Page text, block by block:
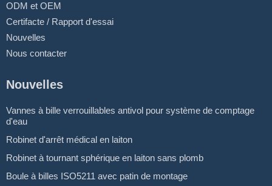
ODM et OEM
Certifacte / Rapport d'essai
Nouvelles
Nous contacter
Nouvelles
Vannes à bille verrouillables antivol pour système de comptage
d'eau
Robinet d'arrêt médical en laiton
Robinet à tournant sphérique en laiton sans plomb
Boule à billes ISO5211 avec patin de montage